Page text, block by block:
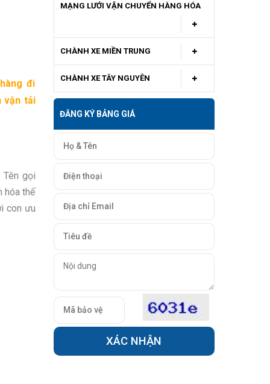
đi
vận tải
Tên gọi
hóa thế
con ưu
MẠNG LƯỚI VẬN CHUYỂN HÀNG HÓA
CHÀNH XE MIỀN TRUNG
CHÀNH XE TÂY NGUYÊN
ĐĂNG KÝ BẢNG GIÁ